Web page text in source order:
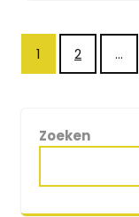
1 2 …
Zoeken